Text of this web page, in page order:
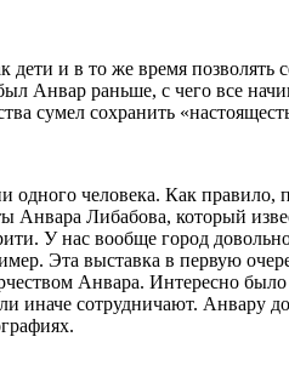
и в то же время
раньше, с чего все
сумел сохранить
одного человека. Как
Анвара Либабова, который
У нас вообще город
Эта выставка в первую
Анвара. Интересно было
иначе сотрудничают. Анвару